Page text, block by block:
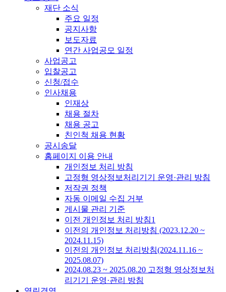
재단 소식
주요 일정
공지사항
보도자료
연간 사업공모 일정
사업공고
입찰공고
신청/접수
인사채용
인재상
채용 절차
채용 공고
친인척 채용 현황
공시송달
홈페이지 이용 안내
개인정보 처리 방침
고정형 영상정보처리기기 운영·관리 방침
저작권 정책
자동 이메일 수집 거부
게시물 관리 기준
이전 개인정보 처리 방침1
이전의 개인정보 처리방침 (2023.12.20 ~
2024.11.15)
이전의 개인정보 처리방침(2024.11.16 ~
2025.08.07)
2024.08.23 ~ 2025.08.20 고정형 영상정보처
리기기 운영·관리 방침